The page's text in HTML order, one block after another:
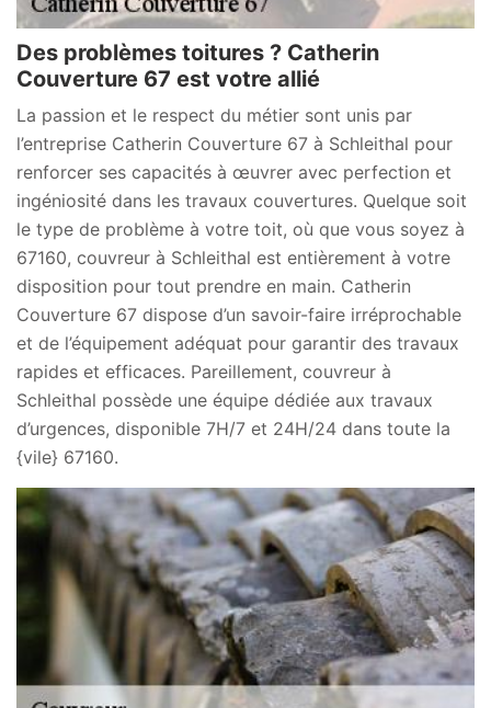
Des problèmes toitures ? Catherin
Couverture 67 est votre allié
La passion et le respect du métier sont unis par
l’entreprise Catherin Couverture 67 à Schleithal pour
renforcer ses capacités à œuvrer avec perfection et
ingéniosité dans les travaux couvertures. Quelque soit
le type de problème à votre toit, où que vous soyez à
67160, couvreur à Schleithal est entièrement à votre
disposition pour tout prendre en main. Catherin
Couverture 67 dispose d’un savoir-faire irréprochable
et de l’équipement adéquat pour garantir des travaux
rapides et efficaces. Pareillement, couvreur à
Schleithal possède une équipe dédiée aux travaux
d’urgences, disponible 7H/7 et 24H/24 dans toute la
{vile} 67160.